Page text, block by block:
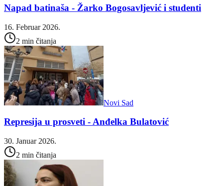
Napad batinaša - Žarko Bogosavljević i studenti
16. Februar 2026.
2 min čitanja
Novi Sad
Represija u prosveti - Anđelka Bulatović
30. Januar 2026.
2 min čitanja